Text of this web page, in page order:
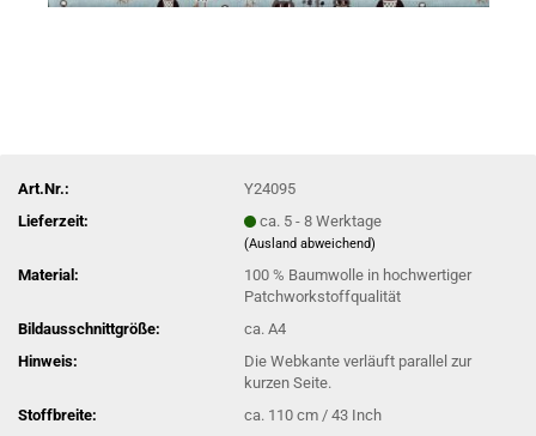
Art.Nr.:
Y24095
Lieferzeit:
ca. 5 - 8 Werktage
(Ausland abweichend)
Material:
100 % Baumwolle in hochwertiger
Patchworkstoffqualität
Bildausschnittgröße:
ca. A4
Hinweis:
Die Webkante verläuft parallel zur
kurzen Seite.
Stoffbreite:
ca. 110 cm / 43 Inch